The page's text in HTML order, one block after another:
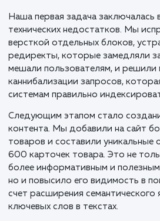
сайта в поисковых системах и
С самого начала, мы
клиента не было ни контент-
программистов. Нам
аспекты работы над сайтом,
недочетов до создания
радостью взялись за это
задача, которую мы успешно
эффективность сайта и
пользователей и,
Наша первая задача
технических недостатков. Мы